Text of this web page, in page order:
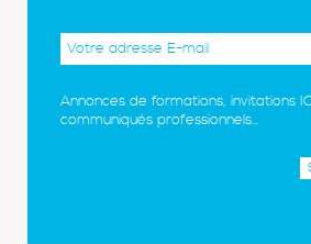
Annonces de formations, invitations
communiqués professionnels...